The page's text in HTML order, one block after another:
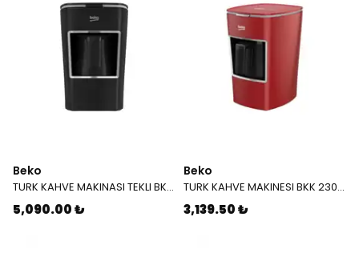
Beko
TURK KAHVE MAKINASI TEKLI BKK 2300 SIYAH 7489770266
5,090.00 ₺
Beko
TURK KAHVE MAKINESI BKK 2300 100.YIL KIRMIZI 7489770265
3,139.50 ₺